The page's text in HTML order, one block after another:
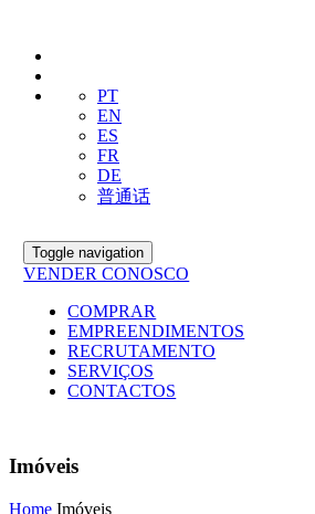
PT
EN
ES
FR
DE
普通话
Toggle navigation
VENDER CONOSCO
COMPRAR
EMPREENDIMENTOS
RECRUTAMENTO
SERVIÇOS
CONTACTOS
Imóveis
Home Imóveis